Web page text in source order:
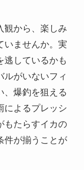
観から、楽しみ
いませんか。実
逃しているかも
ルがいないフィ
、爆釣を狙える
によるプレッシ
もたらすイカの
件が揃うことが